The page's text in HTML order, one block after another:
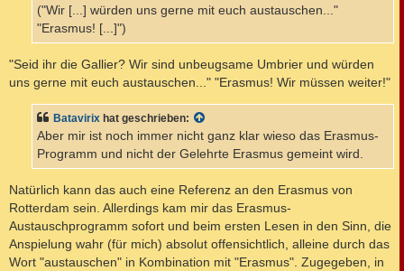
("Wir [...] würden uns gerne mit euch austauschen..."
"Erasmus! [...]")
"Seid ihr die Gallier? Wir sind unbeugsame Umbrier und würden
uns gerne mit euch austauschen..." "Erasmus! Wir müssen weiter!"
Batavirix hat geschrieben:
Aber mir ist noch immer nicht ganz klar wieso das Erasmus-
Programm und nicht der Gelehrte Erasmus gemeint wird.
Natürlich kann das auch eine Referenz an den Erasmus von
Rotterdam sein. Allerdings kam mir das Erasmus-
Austauschprogramm sofort und beim ersten Lesen in den Sinn, die
Anspielung wahr (für mich) absolut offensichtlich, alleine durch das
Wort "austauschen" in Kombination mit "Erasmus". Zugegeben, in